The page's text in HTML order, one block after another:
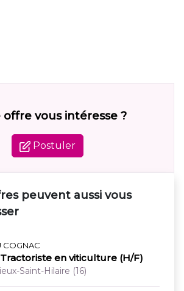
offre vous intéresse ?
Postuler
peuvent aussi vous
COGNAC
en viticulture (H/F)
Saint-Hilaire (16)